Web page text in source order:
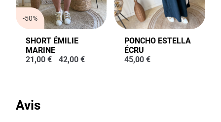
-50%
SHORT ÉMILIE
MARINE
21,00 € – 42,00 €
PONCHO ESTELLA
ÉCRU
45,00 €
Avis